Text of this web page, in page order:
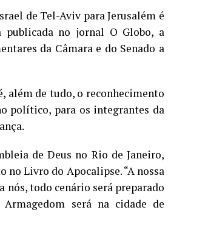
de Tel-Aviv para Jerusalém é
no jornal O Globo, a
da Câmara e do Senado a
além de tudo, o reconhecimento
político, para os integrantes da
de Deus no Rio de Janeiro,
Livro do Apocalipse. “A nossa
nós, todo cenário será preparado
será na cidade de